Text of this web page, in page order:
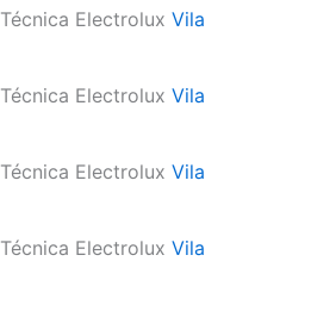
Electrolux Vila
Electrolux Vila
Electrolux Vila
Electrolux Vila